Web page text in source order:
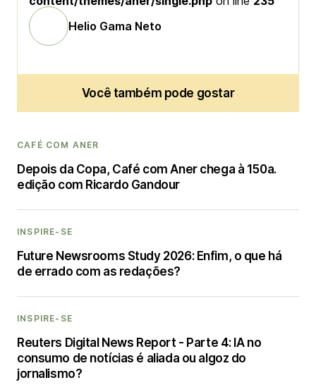
Helio Gama Neto
Você também pode gostar
CAFÉ COM ANER
Depois da Copa, Café com Aner chega à 150a.
edição com Ricardo Gandour
INSPIRE-SE
Future Newsrooms Study 2026: Enfim, o que há
de errado com as redações?
INSPIRE-SE
Reuters Digital News Report - Parte 4: IA no
consumo de notícias é aliada ou algoz do
jornalismo?